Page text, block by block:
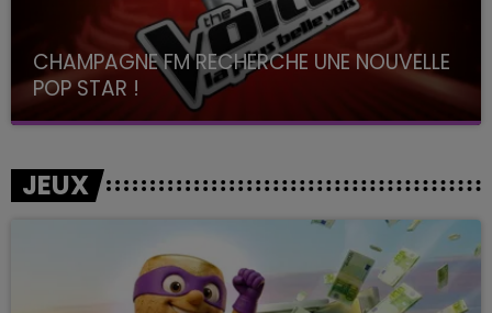
CHAMPAGNE FM RECHERCHE UNE NOUVELLE
POP STAR !
Toute la journée sur Champagne FM
JEUX